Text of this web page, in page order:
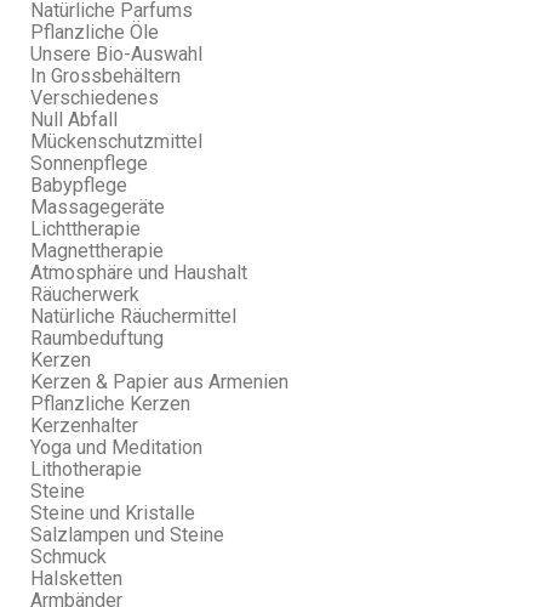
Natürliche Parfums
Pflanzliche Öle
Unsere Bio-Auswahl
In Grossbehältern
Verschiedenes
Null Abfall
Mückenschutzmittel
Sonnenpflege
Babypflege
Massagegeräte
Lichttherapie
Magnettherapie
Atmosphäre und Haushalt
Räucherwerk
Natürliche Räuchermittel
Raumbeduftung
Kerzen
Kerzen & Papier aus Armenien
Pflanzliche Kerzen
Kerzenhalter
Yoga und Meditation
Lithotherapie
Steine
Steine und Kristalle
Salzlampen und Steine
Schmuck
Halsketten
Armbänder